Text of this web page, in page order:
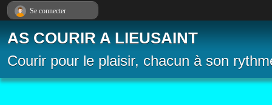
AS COURIR A LIEUSAINT
Courir pour le plaisir, chacun à son
Se connecter
Panneau de gestion des cookies